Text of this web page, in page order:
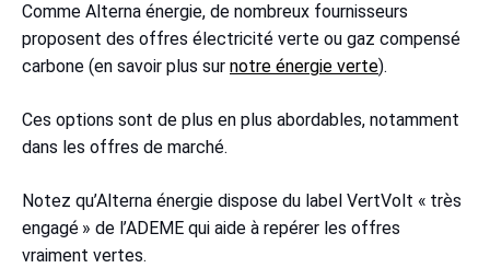
Comme Alterna énergie, de nombreux fournisseurs
proposent des offres électricité verte ou gaz compensé
carbone (en savoir plus sur notre énergie verte).
Ces options sont de plus en plus abordables, notamment
dans les offres de marché.
Notez qu’Alterna énergie dispose du label VertVolt « très
engagé » de l’ADEME qui aide à repérer les offres
vraiment vertes.